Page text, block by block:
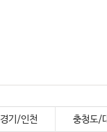
경기/인천 충청도/